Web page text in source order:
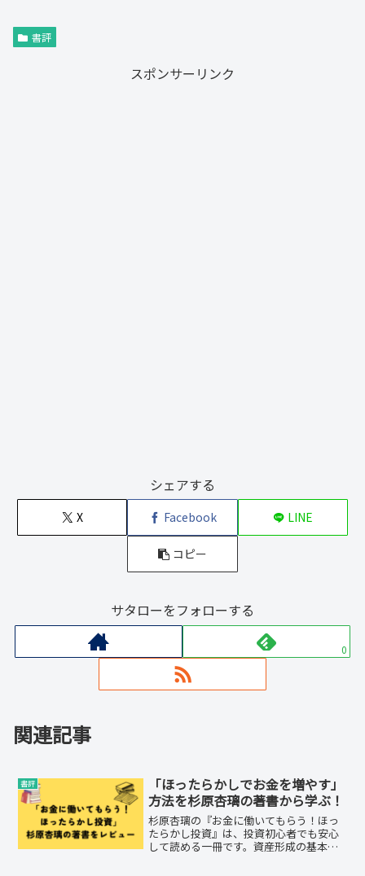
書評
スポンサーリンク
シェアする
X Facebook LINE
コピー
サタローをフォローする
0
関連記事
書評
「ほったらかしでお金を増やす」
方法を杉原杏璃の著書から学ぶ！
杉原杏璃の『お金に働いてもらう！ほっ
たらかし投資』は、投資初心者でも安心
して読める一冊です。資産形成の基本か